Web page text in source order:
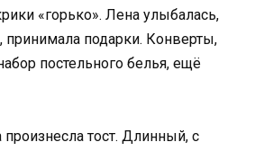
«горько». Лена улыбалась,
принимала подарки. Конверты,
постельного белья, ещё
произнесла тост. Длинный, с